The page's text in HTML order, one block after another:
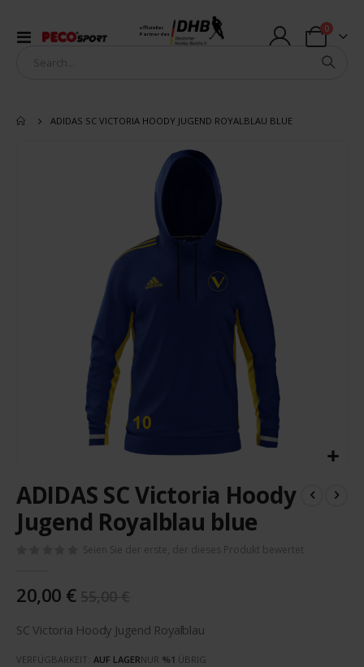
Navigation
offizieller
Partner des
Warenkorb
0Artikel
ADIDAS SC VICTORIA HOODY JUGEND ROYALBLAU BLUE
Anfang
der
Bildergalerie
springen
ADIDAS SC Victoria Hoody
Jugend Royalblau blue
Seien Sie der erste, der dieses Produkt bewertet
20,00 €
SC Victoria Hoody Jugend Royalblau
VERFÜGBARKEIT: AUF LAGERNUR %1 ÜBRIG